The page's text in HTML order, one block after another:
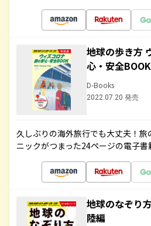
地球の歩き方
心・安全BOOK
D-Books
2022.07.20 発売
久しぶりの海外旅行でも大丈夫！
ニックがつまった24ページの電子書
地球のなぞ
陸編